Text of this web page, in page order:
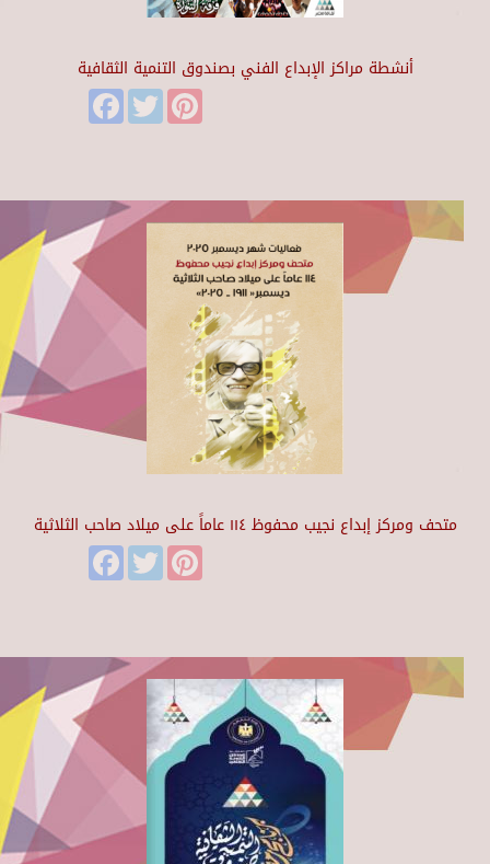
أنشطة مراكز الإبداع الفني بصندوق التنمية الثقافية
FacebookTwitter
متحف ومركز إبداع نجيب محفوظ ١١٤ عاماً على ميلاد صاحب الثلاثية
FacebookTwitter